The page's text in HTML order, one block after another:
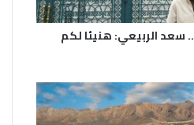
سعد الربيعي: هنيئا لكم